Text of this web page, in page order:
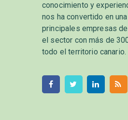
conocimiento y
nos ha convertido en
principales empresas de
el sector con más de
todo el territorio canario.